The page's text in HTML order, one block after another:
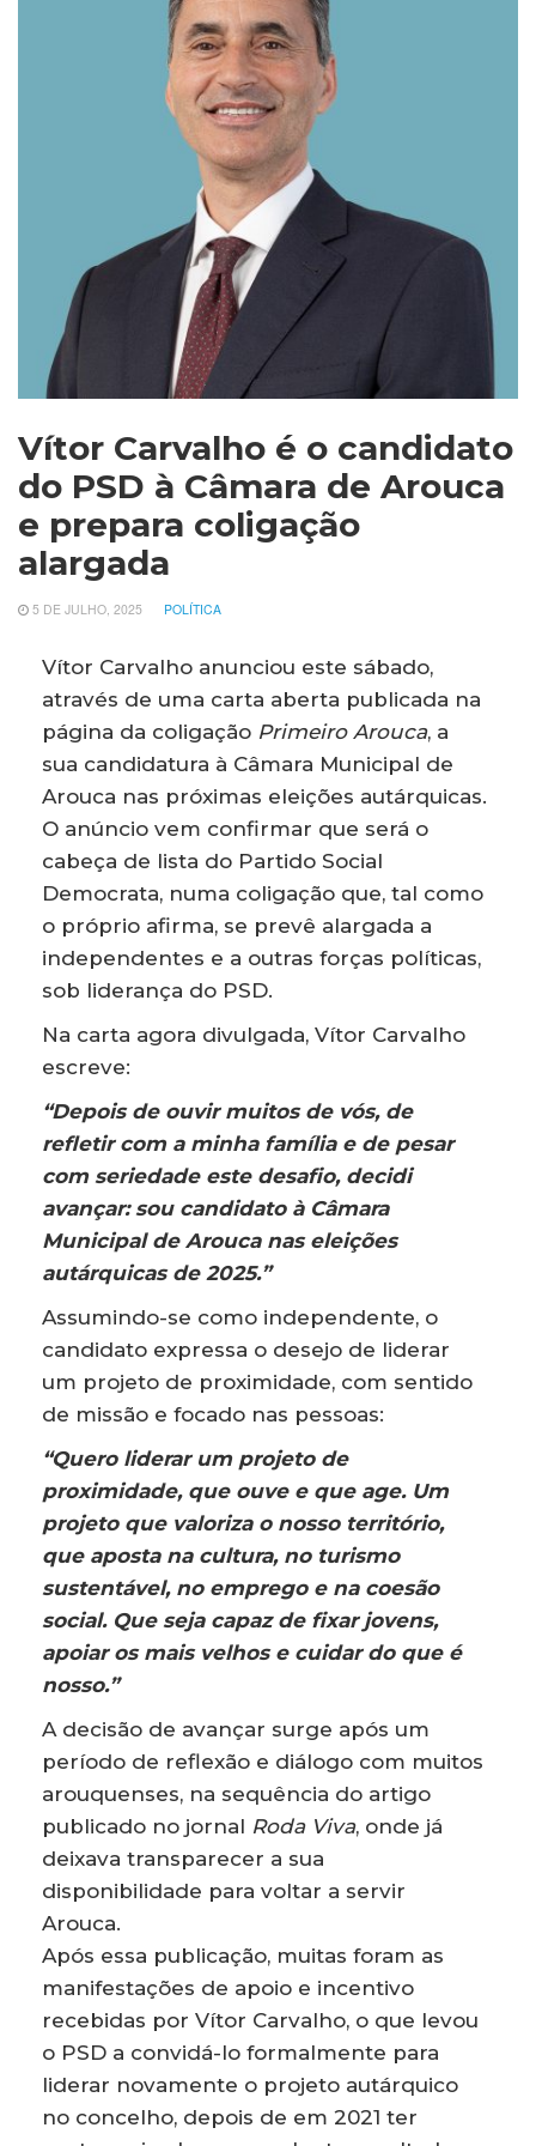
Vítor Carvalho é o candidato
do PSD à Câmara de Arouca
e prepara coligação
alargada
5 DE JULHO, 2025 POLÍTICA
Vítor Carvalho anunciou este sábado,
através de uma carta aberta publicada na
página da coligação Primeiro Arouca, a
sua candidatura à Câmara Municipal de
Arouca nas próximas eleições autárquicas.
O anúncio vem confirmar que será o
cabeça de lista do Partido Social
Democrata, numa coligação que, tal como
o próprio afirma, se prevê alargada a
independentes e a outras forças políticas,
sob liderança do PSD.
Na carta agora divulgada, Vítor Carvalho
escreve:
“Depois de ouvir muitos de vós, de
refletir com a minha família e de pesar
com seriedade este desafio, decidi
avançar: sou candidato à Câmara
Municipal de Arouca nas eleições
autárquicas de 2025.”
Assumindo-se como independente, o
candidato expressa o desejo de liderar
um projeto de proximidade, com sentido
de missão e focado nas pessoas:
“Quero liderar um projeto de
proximidade, que ouve e que age. Um
projeto que valoriza o nosso território,
que aposta na cultura, no turismo
sustentável, no emprego e na coesão
social. Que seja capaz de fixar jovens,
apoiar os mais velhos e cuidar do que é
nosso.”
A decisão de avançar surge após um
período de reflexão e diálogo com muitos
arouquenses, na sequência do artigo
publicado no jornal Roda Viva, onde já
deixava transparecer a sua
disponibilidade para voltar a servir
Arouca.
Após essa publicação, muitas foram as
manifestações de apoio e incentivo
recebidas por Vítor Carvalho, o que levou
o PSD a convidá-lo formalmente para
liderar novamente o projeto autárquico
no concelho, depois de em 2021 ter